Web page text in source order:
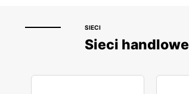
SIECI
Sieci handlowe